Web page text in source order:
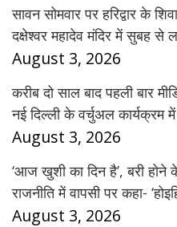
सावन सोमवार पर हरिद्वार के
दक्षेश्वर महादेव मंदिर में सुबह से
August 3, 2026
करीब दो साल बाद पहली बार
नई दिल्ली के वर्चुअल कार्यक्रम
August 3, 2026
‘आज खुशी का दिन है’, बरी
राजनीति में वापसी पर कहा-
August 3, 2026